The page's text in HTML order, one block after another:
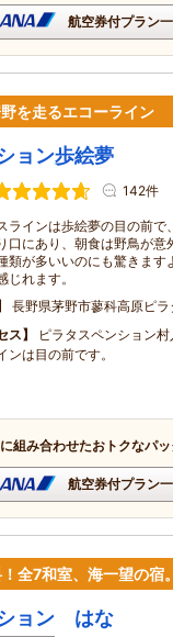
航空券付プラン
を走るエコーライン
ョン歩絵夢
142件
ラインは歩絵夢の目の前
口にあり、朝食は野鳥が意
類が多いいのにも驚きます
じれます。
長野県茅野市蓼科高原ピラ
ス
ピラタスペンション
ンは目の前です。
組み合わせたおトクなパ
航空券付プラン
全7和室、海一望の宿。
ョン はな